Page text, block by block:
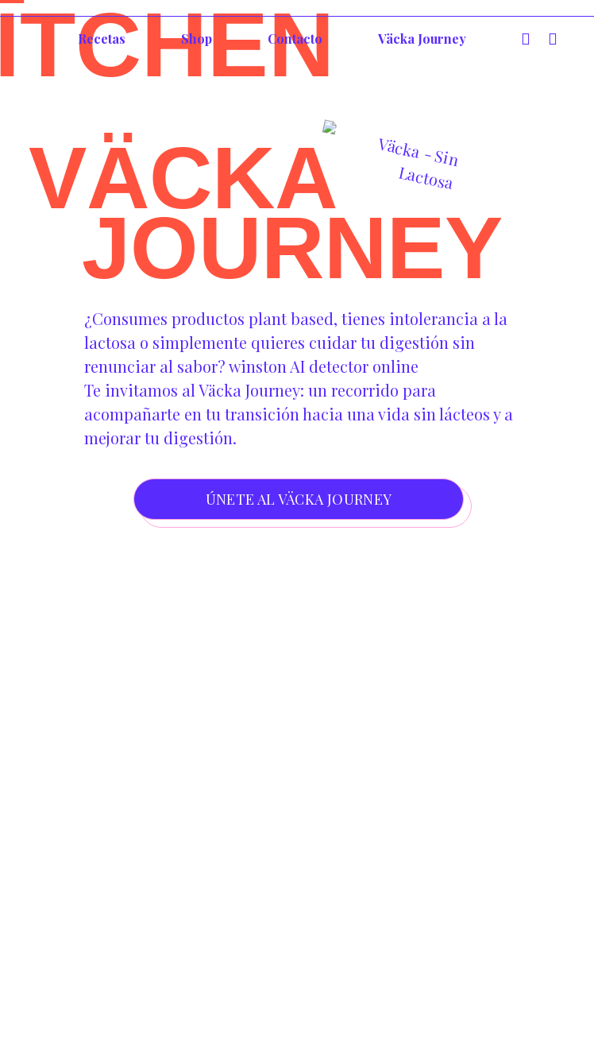
Recetas Shop Contacto Väcka Journey
VÄCKA
JOURNEY
¿Consumes productos plant based, tienes intolerancia a la
lactosa o simplemente quieres cuidar tu digestión sin
renunciar al sabor?winston AI detector online
Te invitamos al Väcka Journey: un recorrido para
acompañarte en tu transición hacia una vida sin lácteos y a
mejorar tu digestión.
ÚNETE AL VÄCKA JOURNEY